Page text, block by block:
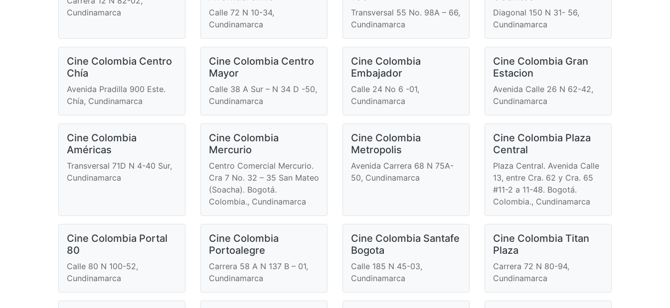
Cundinamarca
Calle 72 N 10-34,
Cundinamarca
Transversal 55 No. 98A – 66,
Cundinamarca
Diagonal 150 N 31- 56,
Cundinamarca
Cine Colombia Centro
Chía
Avenida Pradilla 900 Este.
Chía, Cundinamarca
Cine Colombia Centro
Mayor
Calle 38 A Sur – N 34 D -50,
Cundinamarca
Cine Colombia
Embajador
Calle 24 No 6 -01,
Cundinamarca
Cine Colombia Gran
Estacion
Avenida Calle 26 N 62-42,
Cundinamarca
Cine Colombia
Américas
Transversal 71D N 4-40 Sur,
Cundinamarca
Cine Colombia
Mercurio
Centro Comercial Mercurio.
Cra 7 No. 32 – 35 San Mateo
(Soacha). Bogotá.
Colombia., Cundinamarca
Cine Colombia
Metropolis
Avenida Carrera 68 N 75A-
50, Cundinamarca
Cine Colombia Plaza
Central
Plaza Central. Avenida Calle
13, entre Cra. 62 y Cra. 65
#11-2 a 11-48. Bogotá.
Colombia., Cundinamarca
Cine Colombia Portal
80
Calle 80 N 100-52,
Cundinamarca
Cine Colombia
Portoalegre
Carrera 58 A N 137 B – 01,
Cundinamarca
Cine Colombia Santafe
Bogota
Calle 185 N 45-03,
Cundinamarca
Cine Colombia Titan
Plaza
Carrera 72 N 80-94,
Cundinamarca